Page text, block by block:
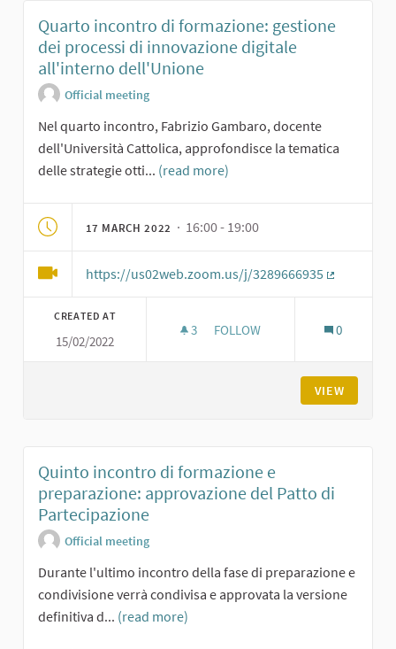
Quarto incontro di formazione: gestione
dei processi di innovazione digitale
all'interno dell'Unione
Official meeting
Nel quarto incontro, Fabrizio Gambaro, docente
dell'Università Cattolica, approfondisce la tematica
delle strategie otti... (read more)
17 MARCH 2022 · 16:00 - 19:00
https://us02web.zoom.us/j/3289666935
CREATED AT
15/02/2022
3 3 FOLLOWERS
FOLLOW 0
VIEW
Quinto incontro di formazione e
preparazione: approvazione del Patto di
Partecipazione
Official meeting
Durante l'ultimo incontro della fase di preparazione e
condivisione verrà condivisa e approvata la versione
definitiva d... (read more)